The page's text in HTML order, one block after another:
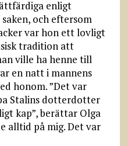
enligt
och eftersom
var hon ett lovligt
tradition att
ville ha henne till
en natt i mannens
honom. ”Det var
Stalins dotterdotter
kap”, berättar Olga
alltid på mig. Det var